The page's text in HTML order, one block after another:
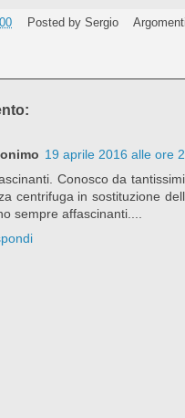
Posted by Sergio
19 aprile 2016 alle ore
Conosco da
centrifuga in sostituzione
sempre affascinanti....